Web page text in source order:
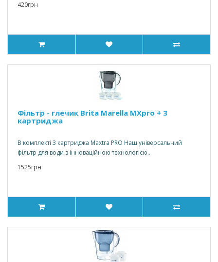
420грн
Фільтр - глечик Brita Marella MXpro + 3
картриджа
В комплекті 3 картриджа Maxtra PRO Наш універсальний
фільтр для води з інноваційною технологією..
1525грн